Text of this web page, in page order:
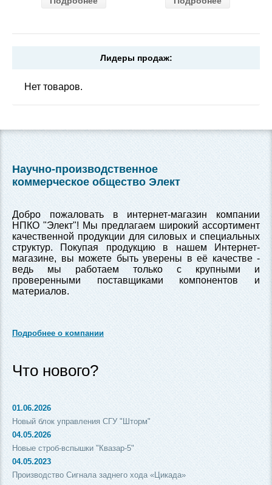
Лидеры продаж:
Нет товаров.
Научно-производственное
коммерческое общество Элект
Добро пожаловать в интернет-магазин компании
НПКО "Элект"! Мы предлагаем широкий ассортимент
качественной продукции для силовых и специальных
структур. Покупая продукцию в нашем Интернет-
магазине, вы можете быть уверены в её качестве -
ведь мы работаем только с крупными и
проверенными поставщиками компонентов и
материалов.
Подробнее о компании
Что нового?
01.06.2026
Новый блок управления СГУ "Шторм"
04.05.2026
Новые строб-вспышки "Квазар-5"
04.05.2023
Производство Сигнала заднего хода «Цикада»